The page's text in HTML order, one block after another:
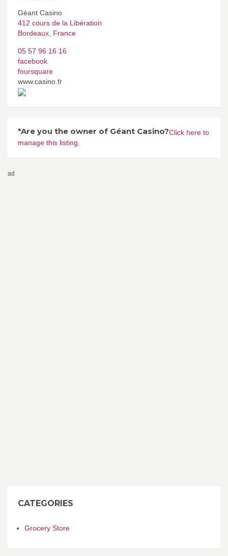
Géant Casino
412 cours de la Libération
Bordeaux France
05 57 96 16 16
facebook
foursquare
www.casino.fr
*Are you the owner of Géant Casino?Click here to
manage this listing.
ad
CATEGORIES
Grocery Store